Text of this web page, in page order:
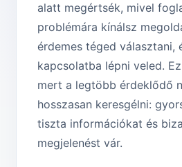
alatt megértsék, mivel
problémára kínálsz
érdemes téged választani,
kapcsolatba lépni veled.
mert a legtöbb érdeklődő
hosszasan keresgélni:
tiszta információkat és
megjelenést vár.